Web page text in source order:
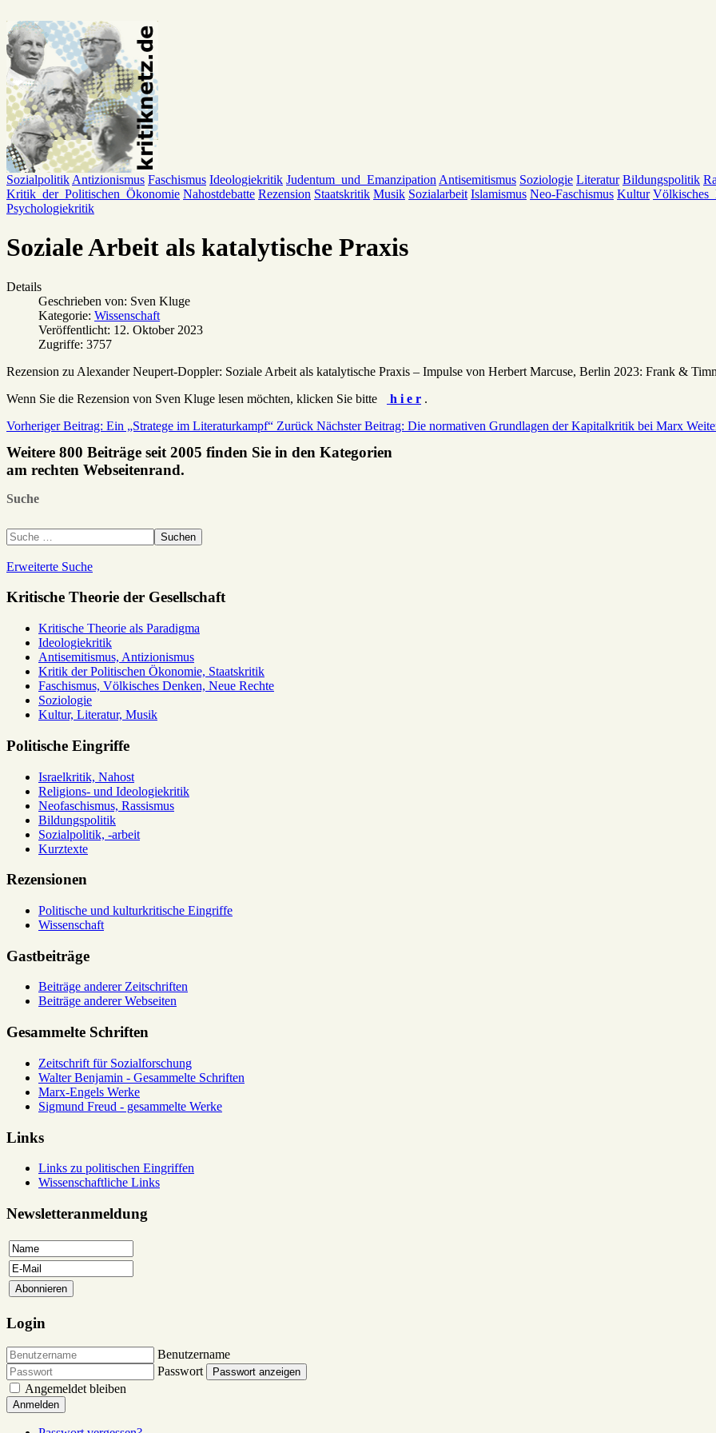
Sozialpolitik Antizionismus Faschismus Ideologiekritik Judentum_und_Emanzipation Antisemitismus Soziologie Literatur Bildungspolitik
Kritik_der_Politischen_Ökonomie Nahostdebatte Rezension Staatskritik Musik Sozialarbeit Islamismus Neo-Faschismus Kultur
Psychologiekritik
Soziale Arbeit als katalytische Praxis
Details
Geschrieben von: Sven Kluge
Kategorie: Wissenschaft
Veröffentlicht: 12. Oktober 2023
Zugriffe: 3757
Rezension zu Alexander Neupert-Doppler: Soziale Arbeit als katalytische Praxis – Impulse von Herbert Marcuse, Berlin 2023: Frank &
Wenn Sie die Rezension von Sven Kluge lesen möchten, klicken Sie bitte
h i e r .
Vorheriger Beitrag: Ein „Stratege im Literaturkampf“ Zurück Nächster Beitrag: Die normativen Grundlagen der Kapitalkritik bei Marx
Weitere 800 Beiträge seit 2005 finden Sie in den Kategorien
am rechten Webseitenrand.
Suche
Suchen
Erweiterte Suche
Kritische Theorie der Gesellschaft
Kritische Theorie als Paradigma
Ideologiekritik
Antisemitismus, Antizionismus
Kritik der Politischen Ökonomie, Staatskritik
Faschismus, Völkisches Denken, Neue Rechte
Soziologie
Kultur, Literatur, Musik
Politische Eingriffe
Israelkritik, Nahost
Religions- und Ideologiekritik
Neofaschismus, Rassismus
Bildungspolitik
Sozialpolitik, -arbeit
Kurztexte
Rezensionen
Politische und kulturkritische Eingriffe
Wissenschaft
Gastbeiträge
Beiträge anderer Zeitschriften
Beiträge anderer Webseiten
Gesammelte Schriften
Zeitschrift für Sozialforschung
Walter Benjamin - Gesammelte Schriften
Marx-Engels Werke
Sigmund Freud - gesammelte Werke
Links
Links zu politischen Eingriffen
Wissenschaftliche Links
Newsletteranmeldung
Login
Benutzername
Passwort
Passwort anzeigen
Angemeldet bleiben
Anmelden